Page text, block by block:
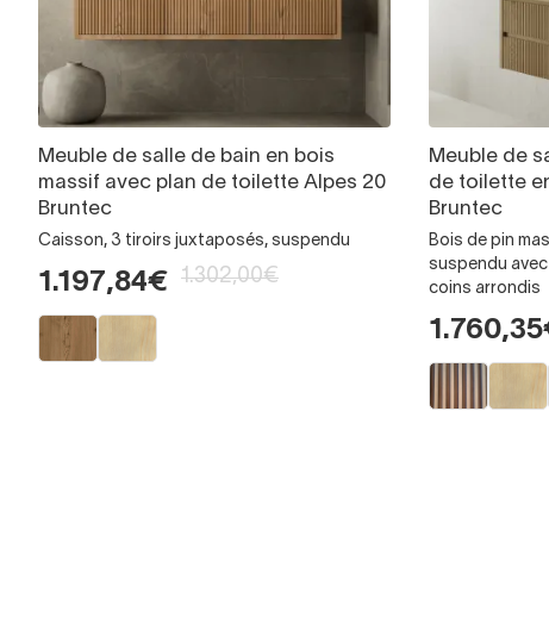
Meuble de salle de bain en bois
massif avec plan de toilette Alpes 20
Bruntec
Caisson, 3 tiroirs juxtaposés, suspendu
1.197,84€ 1.302,00€
Meuble de
de toilette
Bruntec
Bois de pin
suspendu
coins arrondis